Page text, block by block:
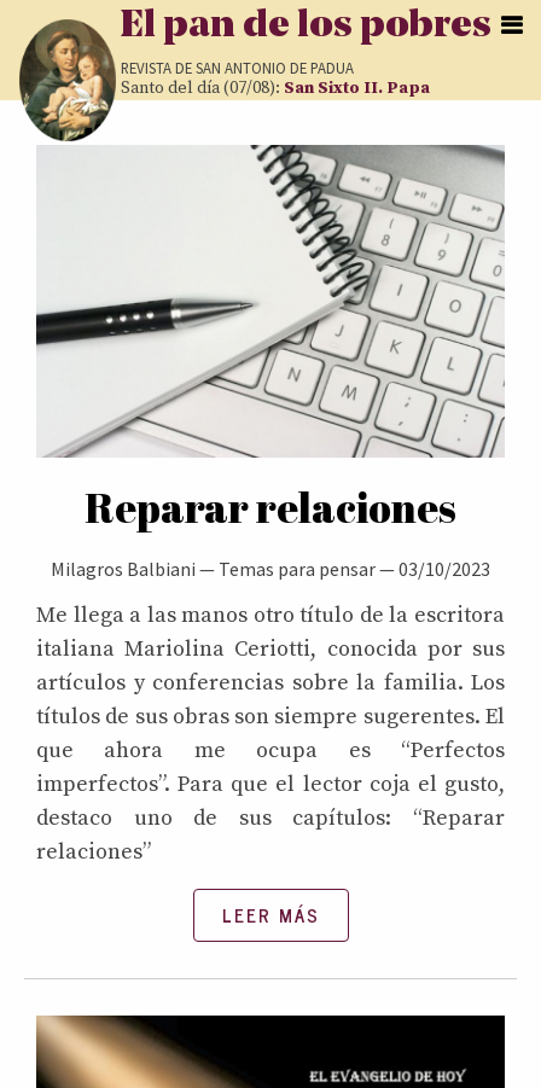
Pasar al contenido principal
El pan de los pobres
REVISTA DESAN ANTONIO DE PADUA
Santo del día (07/08): San Sixto II. Papa
Reparar relaciones
Milagros Balbiani — Temas para pensar—03/10/2023
Me llega a las manos otro título de la escritora
italiana Mariolina Ceriotti, conocida por sus
artículos y conferencias sobre la familia. Los
títulos de sus obras son siempre sugerentes. El
que ahora me ocupa es “Perfectos
imperfectos”. Para que el lector coja el gusto,
destaco uno de sus capítulos: “Reparar
relaciones”
LEER MÁS